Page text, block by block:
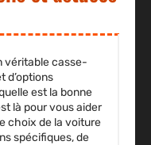
véritable casse-
d’options
est la bonne
là pour vous aider
choix de la voiture
spécifiques, de